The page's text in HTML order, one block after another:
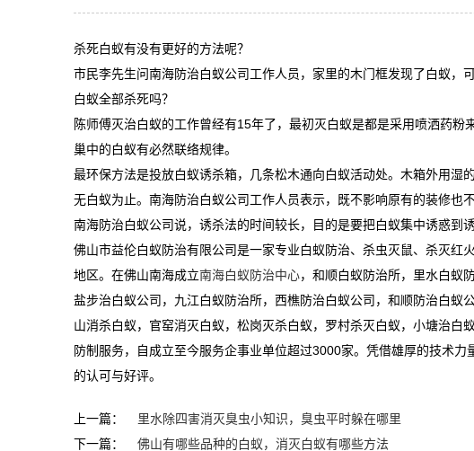
杀死白蚁有没有更好的方法呢？
市民李先生问南海防治白蚁公司工作人员，家里的木门框发现了白蚁
白蚁全部杀死吗？
陈师傅灭治白蚁的工作曾经有15年了，最初灭白蚁是都是采用喷洒药
巢中的白蚁有必然联络规律。
最环保方法是投放白蚁诱杀箱，几条松木通向白蚁活动处。木箱外用湿
无白蚁为止。南海防治白蚁公司工作人员表示，既不影响原有的装修也
南海防治白蚁公司说，诱杀法的时间较长，目的是要把白蚁集中诱惑
佛山市益伦白蚁防治有限公司是一家专业白蚁防治、杀虫灭鼠、杀灭
地区。在佛山南海成立南海白蚁防治中心，和顺白蚁防治所，里水白蚁
盐步治白蚁公司，九江白蚁防治所，西樵防治白蚁公司，和顺防治白蚁
山消杀白蚁，官窑消灭白蚁，松岗灭杀白蚁，罗村杀灭白蚁，小塘治白
防制服务，自成立至今服务企事业单位超过3000家。凭借雄厚的技术
的认可与好评。
上一篇：
里水除四害消灭臭虫小知识，臭虫平时躲在哪里
下一篇：
佛山有哪些品种的白蚁，消灭白蚁有哪些方法